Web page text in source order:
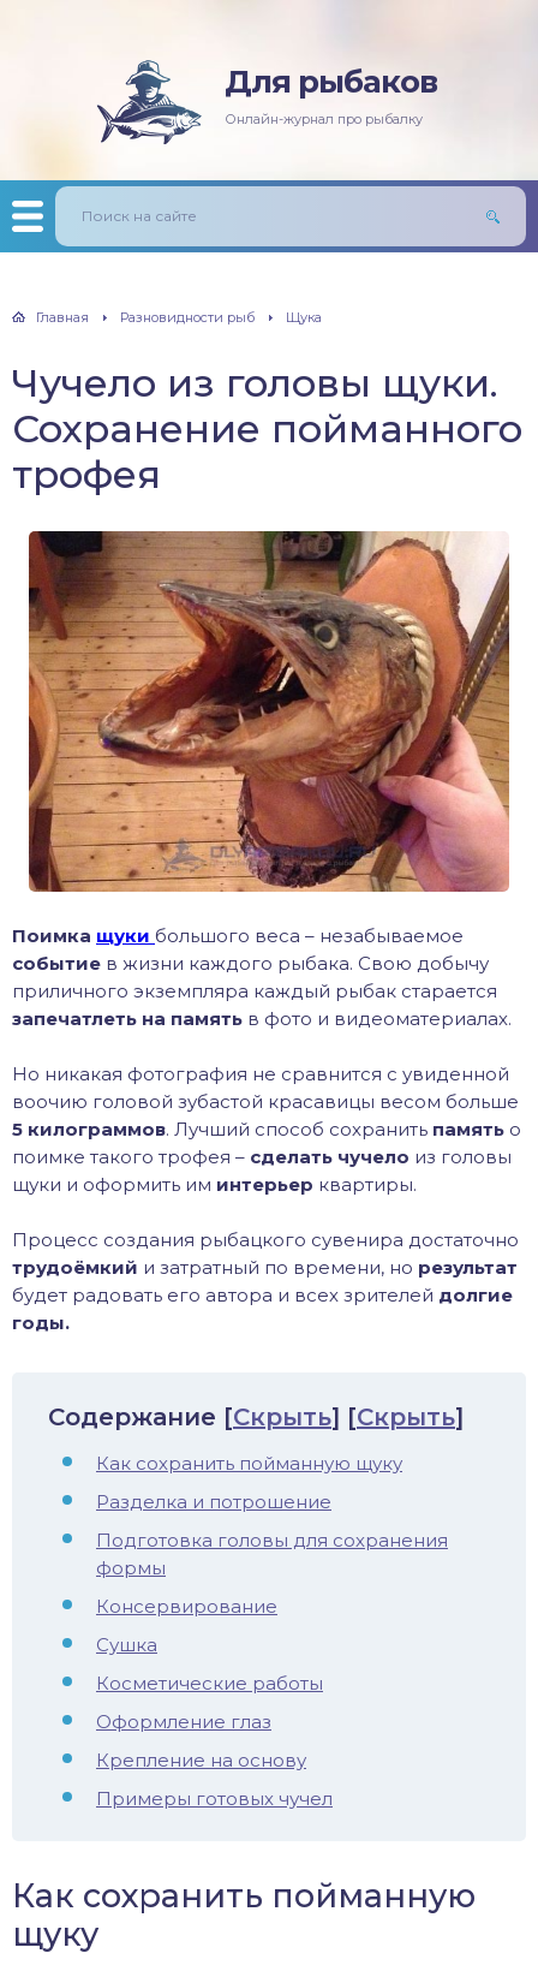
Для рыбаков
Онлайн-журнал про рыбалку
Главная Разновидности рыб Щука
Чучело из головы щуки.
Сохранение пойманного
трофея
Поимка щуки большого веса – незабываемое
событие в жизни каждого рыбака. Свою добычу
приличного экземпляра каждый рыбак старается
запечатлеть на память в фото и видеоматериалах.
Но никакая фотография не сравнится с увиденной
воочию головой зубастой красавицы весом больше
5 килограммов. Лучший способ сохранить память о
поимке такого трофея – сделать чучело из головы
щуки и оформить им интерьер квартиры.
Процесс создания рыбацкого сувенира достаточно
трудоёмкий и затратный по времени, но результат
будет радовать его автора и всех зрителей долгие
годы.
Содержание [Скрыть] [Скрыть]
Как сохранить пойманную щуку
Разделка и потрошение
Подготовка головы для сохранения
формы
Консервирование
Сушка
Косметические работы
Оформление глаз
Крепление на основу
Примеры готовых чучел
Как сохранить пойманную
щуку
рыбалка
рыбалка
амур
снасть
и донки
билет